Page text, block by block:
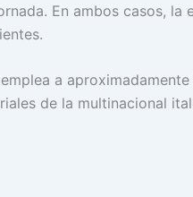
En ambos casos, la
a
de la multinacional